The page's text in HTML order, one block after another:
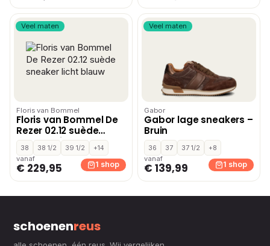
Veel maten
Floris van Bommel
Floris van Bommel De
Rezer 02.12 suède
sneaker licht blauw
38 38 1/2 39 1/2
+14
vanaf
€ 229,95 1 shop
Veel maten
Gabor
Gabor lage sneakers –
Bruin
36 37 37 1/2
+8
vanaf
€ 139,99 1 shop
schoenenreus